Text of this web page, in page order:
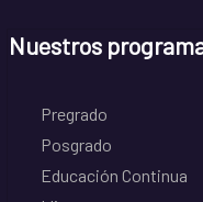
Nuestros
Pregrado
Posgrado
Educación Continua